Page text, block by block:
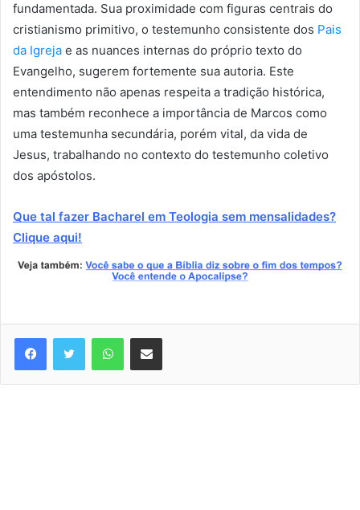
fundamentada. Sua proximidade com figuras centrais do
cristianismo primitivo, o testemunho consistente dos Pais
da Igreja e as nuances internas do próprio texto do
Evangelho, sugerem fortemente sua autoria. Este
entendimento não apenas respeita a tradição histórica,
mas também reconhece a importância de Marcos como
uma testemunha secundária, porém vital, da vida de
Jesus, trabalhando no contexto do testemunho coletivo
dos apóstolos.
Que tal fazer Bacharel em Teologia sem mensalidades?
Clique aqui!
WhatsAppCompartilhar via e-mail